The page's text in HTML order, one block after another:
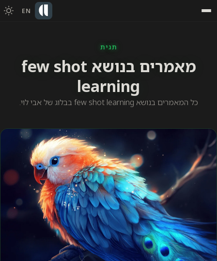
EN
תגית
מאמרים בנושא few shot
learning
כל המאמרים בנושא few shot learning בבלוג של אבי לוי.